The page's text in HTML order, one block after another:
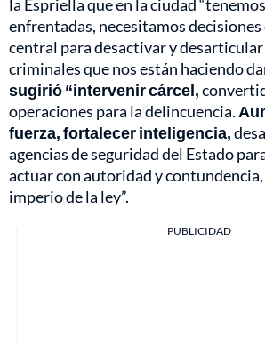
la Espriella que en la ciudad
enfrentadas, necesitamos decisiones
central para desactivar y
criminales que nos están haciendo
sugirió “intervenir cárcel,
operaciones para la delincuencia.
fuerza, fortalecer inteligencia,
agencias de seguridad del Estado
actuar con autoridad y
imperio de la ley”.
PUBLICIDAD